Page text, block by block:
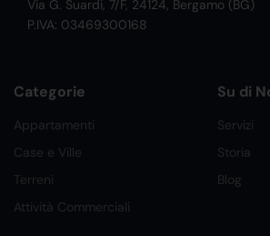
Via G. Suardi, 7/F, 24124, Bergamo (BG)
P.IVA: 03469300168
Categorie
Appartamenti
Case e Ville
Terreni
Attività Commerciali
Su di
Servizi
Storia
Blog